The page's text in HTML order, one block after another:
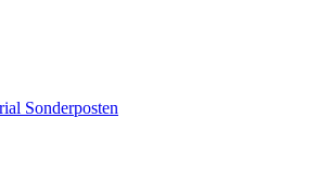
Sonderposten